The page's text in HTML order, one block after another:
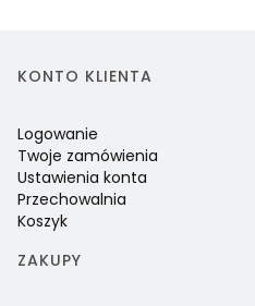
Linki w stopce
KONTO KLIENTA
Logowanie
Twoje zamówienia
Ustawienia konta
Przechowalnia
Koszyk
ZAKUPY